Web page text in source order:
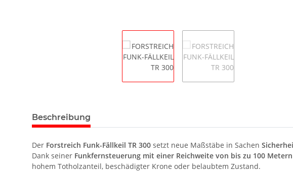
Beschreibung
Der Forstreich Funk-Fällkeil TR 300 setzt neue Maßstäbe in Sachen
Dank seiner Funkfernsteuerung mit einer Reichweite von bis zu 100 Metern
hohem Totholzanteil, beschädigter Krone oder belaubtem Zustand.